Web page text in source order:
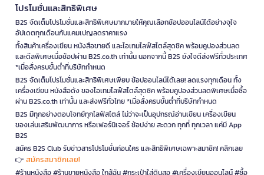
โปรโมชั่นและสิทธิพิเศษ
B2S จัดเต็มโปรโมชั่นและสิทธิพิเศษมากมายให้คุณเลือกช้อปออนไลน์ได้อย่างจุใจ
อัปเดตทุกเดือนกับแคมเปญลดราคาแรง
ทั้งสินค้าเครื่องเขียน หนังสือขายดี และไอเทมไลฟ์สไตล์สุดชิค พร้อมคูปองส่วนลด
และดีลพิเศษเมื่อช้อปผ่าน B2S.co.th เท่านั้น นอกจากนี้ B2S ยังใจดีส่งฟรีทั่วประเทศ
*เมื่อสั่งครบขั้นต่ำที่บริษัทกำหนด
B2S จัดเต็มโปรโมชั่นและสิทธิพิเศษเพียบ ช้อปออนไลน์ได้เลย! ลดแรงทุกเดือน ทั้ง
เครื่องเขียน หนังสือดัง ของไอเทมไลฟ์สไตล์สุดชิค พร้อมคูปองส่วนลดพิเศษเมื่อซื้อ
ผ่าน B2S.co.th เท่านั้น และส่งฟรีทั่วไทย *เมื่อสั่งครบขั้นต่ำที่บริษัทกำหนด
B2S มีทุกอย่างตอบโจทย์ทุกไลฟ์สไตล์ ไม่ว่าจะเป็นอุปกรณ์อ่านเขียน เครื่องเขียน
ของเล่นเสริมพัฒนาการ หรือเฟอร์นิเจอร์ ช้อปง่าย สะดวก ทุกที่ ทุกเวลา แค่มี App
B2S
สมัคร B2S Club รับข่าวสารโปรโมชั่นก่อนใคร และสิทธิพิเศษเฉพาะสมาชิก! คลิกเลย
👉 สมัครสมาชิกเลย!
#ร้านหนังสือ #ร้านขายหนังสือ ใกล้ฉัน #กระเป๋าใส่ดินสอ #เครื่องเขียนออนไลน์ #ซื้อ